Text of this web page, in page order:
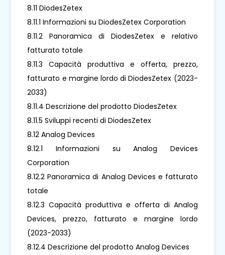
8.11 DiodesZetex
8.11.1 Informazioni su DiodesZetex Corporation
8.11.2 Panoramica di DiodesZetex e relativo
fatturato totale
8.11.3 Capacità produttiva e offerta, prezzo,
fatturato e margine lordo di DiodesZetex (2023-
2033)
8.11.4 Descrizione del prodotto DiodesZetex
8.11.5 Sviluppi recenti di DiodesZetex
8.12 Analog Devices
8.12.1 Informazioni su Analog Devices
Corporation
8.12.2 Panoramica di Analog Devices e fatturato
totale
8.12.3 Capacità produttiva e offerta di Analog
Devices, prezzo, fatturato e margine lordo
(2023-2033)
8.12.4 Descrizione del prodotto Analog Devices